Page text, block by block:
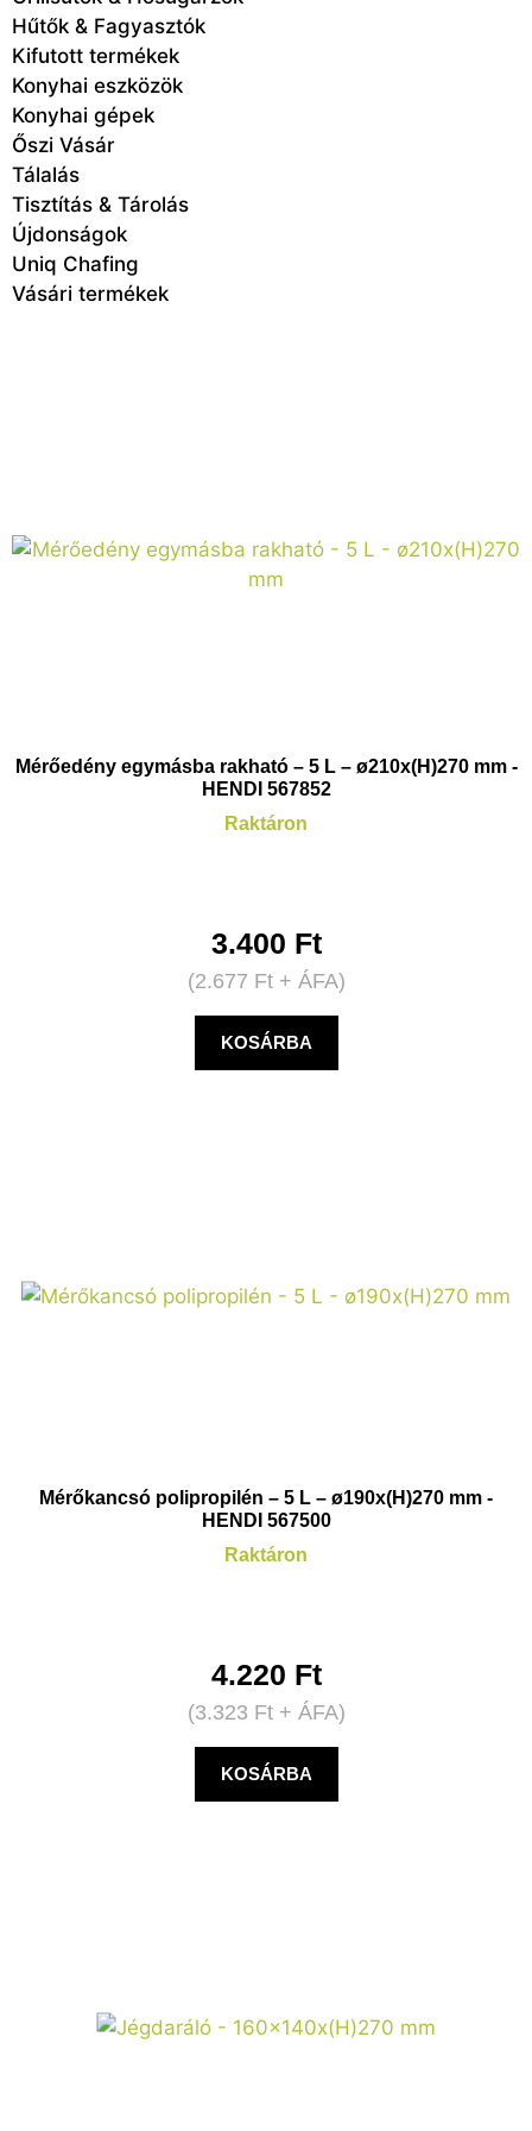
Hűtők & Fagyasztók
Kifutott termékek
Konyhai eszközök
Konyhai gépek
Őszi Vásár
Tálalás
Tisztítás & Tárolás
Újdonságok
Uniq Chafing
Vásári termékek
Mérőedény egymásba rakható – 5 L – ø210x(H)270 mm -
HENDI 567852
Raktáron
3.400 Ft
(2.677 Ft+ ÁFA)
KOSÁRBA
Mérőkancsó polipropilén – 5 L – ø190x(H)270 mm -
HENDI 567500
Raktáron
4.220 Ft
(3.323 Ft+ ÁFA)
KOSÁRBA